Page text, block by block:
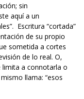
sin
aquí a un
Escritura “cortada”
de su propio
sometida a cortes
de lo real. O,
limita a connotarla o
llama: “esos